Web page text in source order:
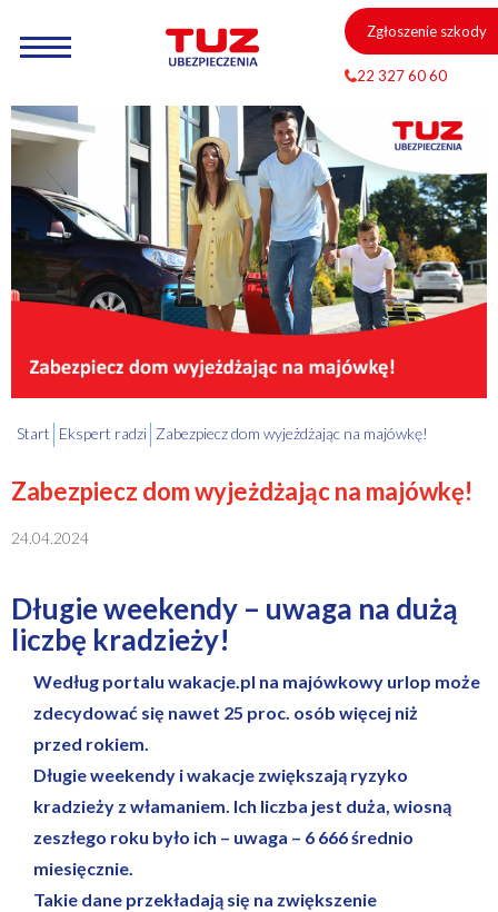
Zgłoszenie szkody
22 327 60 60
Start Ekspert radzi Zabezpiecz dom wyjeżdżając na majówkę!
Zabezpiecz dom wyjeżdżając na majówkę!
24.04.2024
Długie weekendy – uwaga na dużą
liczbę kradzieży!
Według portalu wakacje.pl na majówkowy urlop może
zdecydować się nawet 25 proc. osób więcej niż
przed rokiem.
Długie weekendy i wakacje zwiększają ryzyko
kradzieży z włamaniem. Ich liczba jest duża, wiosną
zeszłego roku było ich – uwaga – 6 666 średnio
miesięcznie.
Takie dane przekładają się na zwiększenie